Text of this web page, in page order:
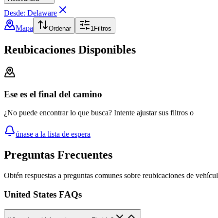
Desde: Delaware
Mapa
Ordenar 1Filtros
Reubicaciones Disponibles
Ese es el final del camino
¿No puede encontrar lo que busca? Intente ajustar sus filtros o
únase a la lista de espera
Preguntas Frecuentes
Obtén respuestas a preguntas comunes sobre reubicaciones de
United States FAQs